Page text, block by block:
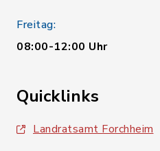
Freitag:
08:00-12:00 Uhr
Quicklinks
Landratsamt Forchheim